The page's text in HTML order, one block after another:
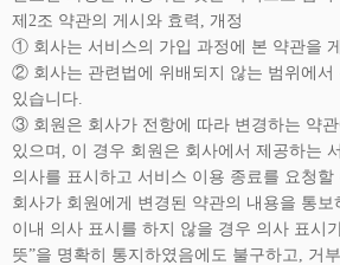
제2조 약관의 게시와 효력, 개정
① 회사는 서비스의 가입 과정에 본 약관을
② 회사는 관련법에 위배되지 않는 범위에서
있습니다.
③ 회원은 회사가 전항에 따라 변경하는 약
있으며, 이 경우 회원은 회사에서 제공하는
의사를 표시하고 서비스 이용 종료를 요청할
회사가 회원에게 변경된 약관의 내용을 통보
이내 의사 표시를 하지 않을 경우 의사 표시
뜻”을 명확히 통지하였음에도 불구하고, 거